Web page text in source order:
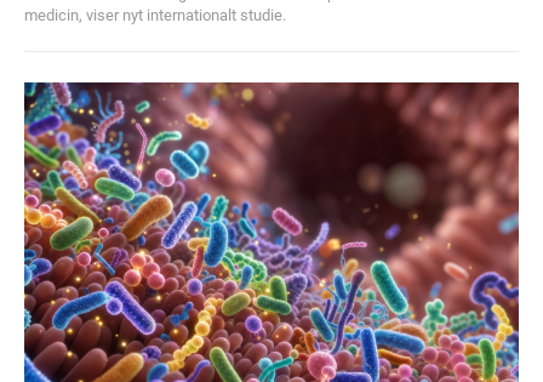
medicin, viser nyt internationalt studie.